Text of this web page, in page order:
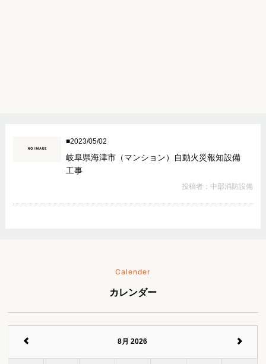
2023/05/02
岐阜県海津市（マンション）自動火災報知設備
工事
投稿者：中部消防設備
Calender
カレンダー
8月 2026